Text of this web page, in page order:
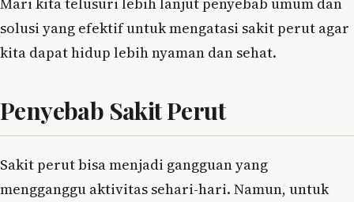
solusi yang efektif untuk mengatasi sakit perut agar
kita dapat hidup lebih nyaman dan sehat.
Penyebab Sakit Perut
Sakit perut bisa menjadi gangguan yang
mengganggu aktivitas sehari-hari. Namun, untuk